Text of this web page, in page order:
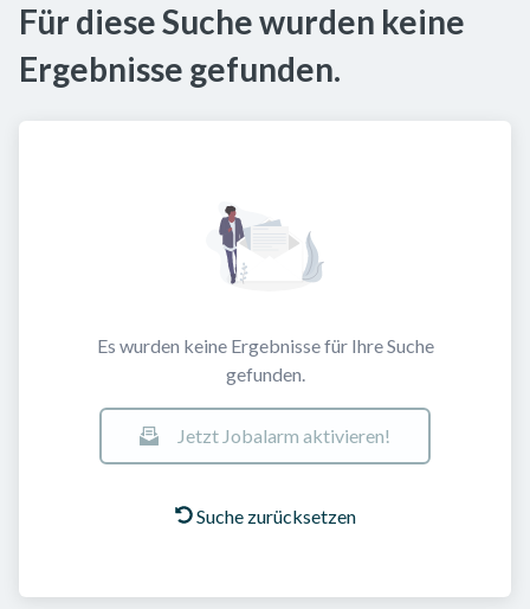
Für diese Suche wurden keine
Ergebnisse gefunden.
Es wurden keine Ergebnisse für Ihre Suche
gefunden.
Jetzt Jobalarm aktivieren!
Suche zurücksetzen